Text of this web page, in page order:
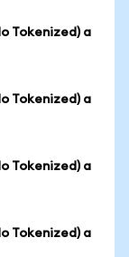
Tokenized) a
Tokenized) a
Tokenized) a
Tokenized) a